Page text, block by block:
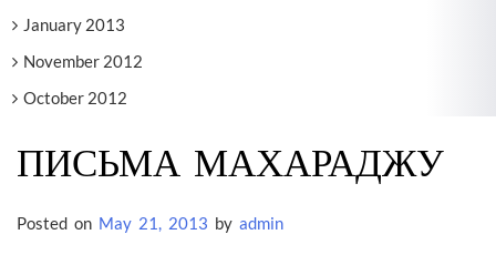
January 2013
November 2012
October 2012
ПИСЬМА МАХАРАДЖУ
Posted on May 21, 2013 by admin